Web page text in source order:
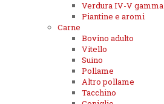
Verdura IV-V gamma
Piantine e aromi
Carne
Bovino adulto
Vitello
Suino
Pollame
Altro pollame
Tacchino